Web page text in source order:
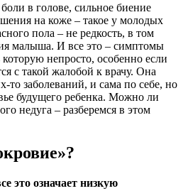
в голове, сильное биение
на коже – такое у молодых
пола – не редкость, в том
малыша. И все это – симптомы
непросто, особенно если
с такой жалобой к врачу. Она
то заболеваний, и сама по себе, но
будущего ребенка. Можно ли
недуга – разберемся в этом
это означает низкую